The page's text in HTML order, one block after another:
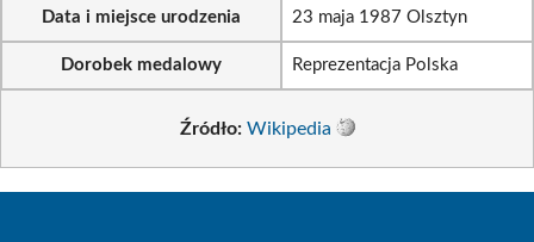
Data i miejsce urodzenia 23 maja 1987 Olsztyn
Dorobek medalowy Reprezentacja Polska
Źródło: Wikipedia